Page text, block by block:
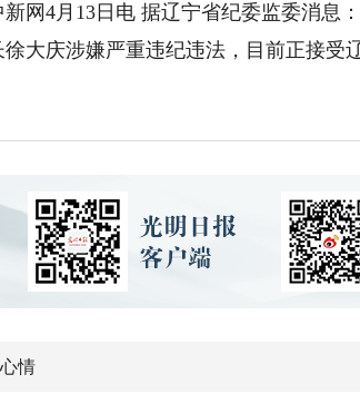
4月13日电 据辽宁省纪委监委消息：
徐大庆涉嫌严重违纪违法，目前正接受
情